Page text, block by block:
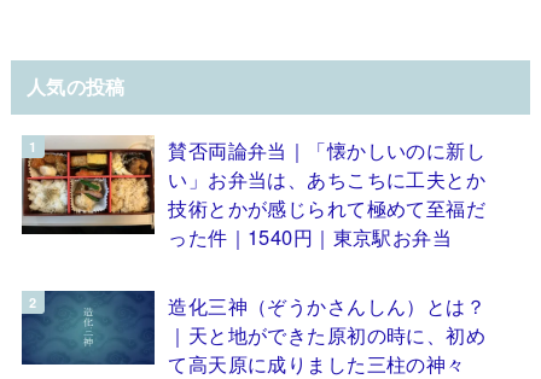
人気の投稿
賛否両論弁当｜「懐かしいのに新し
い」お弁当は、あちこちに工夫とか
技術とかが感じられて極めて至福だ
った件｜1540円｜東京駅お弁当
造化三神（ぞうかさんしん）とは？
｜天と地ができた原初の時に、初め
て高天原に成りました三柱の神々